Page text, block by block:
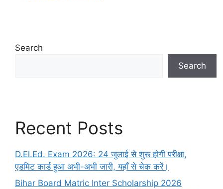
Search
Search
Recent Posts
D.El.Ed. Exam 2026: 24 जुलाई से शुरू होगी परीक्षा,
एडमिट कार्ड हुआ अभी-अभी जारी, यहाँ से चेक करें।
Bihar Board Matric Inter Scholarship 2026